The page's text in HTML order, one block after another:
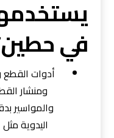
في
أدوات القطع
ومنشار
والمواسير
اليدوية